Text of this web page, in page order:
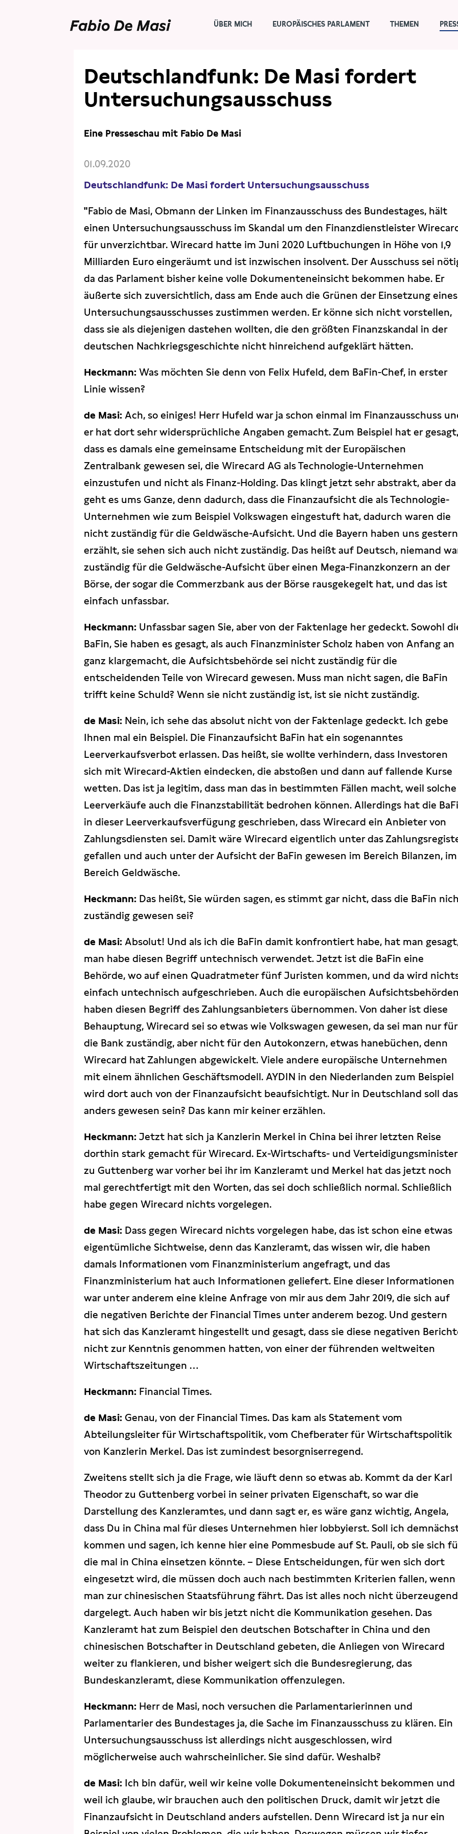
ÜBER MICH EUROPÄISCHES PARLAMENT THEMEN
Deutschlandfunk: De Masi fordert
Untersuchungsausschuss
Eine Presseschau mit Fabio De Masi
01.09.2020
Deutschlandfunk: De Masi fordert Untersuchungsausschuss
"Fabio de Masi, Obmann der Linken im Finanzausschuss des Bundestages, hält
einen Untersuchungsausschuss im Skandal um den Finanzdienstleister
für unverzichtbar. Wirecard hatte im Juni 2020 Luftbuchungen in Höhe von 1,9
Milliarden Euro eingeräumt und ist inzwischen insolvent. Der Ausschuss sei
da das Parlament bisher keine volle Dokumenteneinsicht bekommen habe. Er
äußerte sich zuversichtlich, dass am Ende auch die Grünen der Einsetzung eines
Untersuchungsausschusses zustimmen werden. Er könne sich nicht vorstellen,
dass sie als diejenigen dastehen wollten, die den größten Finanzskandal in der
deutschen Nachkriegsgeschichte nicht hinreichend aufgeklärt hätten.
Heckmann: Was möchten Sie denn von Felix Hufeld, dem BaFin-Chef, in erster
Linie wissen?
de Masi: Ach, so einiges! Herr Hufeld war ja schon einmal im Finanzausschuss
er hat dort sehr widersprüchliche Angaben gemacht. Zum Beispiel hat er
dass es damals eine gemeinsame Entscheidung mit der Europäischen
Zentralbank gewesen sei, die Wirecard AG als Technologie-Unternehmen
einzustufen und nicht als Finanz-Holding. Das klingt jetzt sehr abstrakt, aber da
geht es ums Ganze, denn dadurch, dass die Finanzaufsicht die als Technologie-
Unternehmen wie zum Beispiel Volkswagen eingestuft hat, dadurch waren die
nicht zuständig für die Geldwäsche-Aufsicht. Und die Bayern haben uns gestern
erzählt, sie sehen sich auch nicht zuständig. Das heißt auf Deutsch, niemand
zuständig für die Geldwäsche-Aufsicht über einen Mega-Finanzkonzern an der
Börse, der sogar die Commerzbank aus der Börse rausgekegelt hat, und das ist
einfach unfassbar.
Heckmann: Unfassbar sagen Sie, aber von der Faktenlage her gedeckt. Sowohl
BaFin, Sie haben es gesagt, als auch Finanzminister Scholz haben von Anfang an
ganz klargemacht, die Aufsichtsbehörde sei nicht zuständig für die
entscheidenden Teile von Wirecard gewesen. Muss man nicht sagen, die BaFin
trifft keine Schuld? Wenn sie nicht zuständig ist, ist sie nicht zuständig.
de Masi: Nein, ich sehe das absolut nicht von der Faktenlage gedeckt. Ich gebe
Ihnen mal ein Beispiel. Die Finanzaufsicht BaFin hat ein sogenanntes
Leerverkaufsverbot erlassen. Das heißt, sie wollte verhindern, dass Investoren
sich mit Wirecard-Aktien eindecken, die abstoßen und dann auf fallende Kurse
wetten. Das ist ja legitim, dass man das in bestimmten Fällen macht, weil solche
Leerverkäufe auch die Finanzstabilität bedrohen können. Allerdings hat die
in dieser Leerverkaufsverfügung geschrieben, dass Wirecard ein Anbieter von
Zahlungsdiensten sei. Damit wäre Wirecard eigentlich unter das
gefallen und auch unter der Aufsicht der BaFin gewesen im Bereich Bilanzen, im
Bereich Geldwäsche.
Heckmann: Das heißt, Sie würden sagen, es stimmt gar nicht, dass die BaFin
zuständig gewesen sei?
de Masi: Absolut! Und als ich die BaFin damit konfrontiert habe, hat man
man habe diesen Begriff untechnisch verwendet. Jetzt ist die BaFin eine
Behörde, wo auf einen Quadratmeter fünf Juristen kommen, und da wird
einfach untechnisch aufgeschrieben. Auch die europäischen
haben diesen Begriff des Zahlungsanbieters übernommen. Von daher ist diese
Behauptung, Wirecard sei so etwas wie Volkswagen gewesen, da sei man nur für
die Bank zuständig, aber nicht für den Autokonzern, etwas hanebüchen, denn
Wirecard hat Zahlungen abgewickelt. Viele andere europäische Unternehmen
mit einem ähnlichen Geschäftsmodell. AYDIN in den Niederlanden zum Beispiel
wird dort auch von der Finanzaufsicht beaufsichtigt. Nur in Deutschland soll das
anders gewesen sein? Das kann mir keiner erzählen.
Heckmann: Jetzt hat sich ja Kanzlerin Merkel in China bei ihrer letzten Reise
dorthin stark gemacht für Wirecard. Ex-Wirtschafts- und Verteidigungsminister
zu Guttenberg war vorher bei ihr im Kanzleramt und Merkel hat das jetzt noch
mal gerechtfertigt mit den Worten, das sei doch schließlich normal. Schließlich
habe gegen Wirecard nichts vorgelegen.
de Masi: Dass gegen Wirecard nichts vorgelegen habe, das ist schon eine etwas
eigentümliche Sichtweise, denn das Kanzleramt, das wissen wir, die haben
damals Informationen vom Finanzministerium angefragt, und das
Finanzministerium hat auch Informationen geliefert. Eine dieser Informationen
war unter anderem eine kleine Anfrage von mir aus dem Jahr 2019, die sich auf
die negativen Berichte der Financial Times unter anderem bezog. Und gestern
hat sich das Kanzleramt hingestellt und gesagt, dass sie diese negativen
nicht zur Kenntnis genommen hatten, von einer der führenden weltweiten
Wirtschaftszeitungen …
Heckmann: Financial Times.
de Masi: Genau, von der Financial Times. Das kam als Statement vom
Abteilungsleiter für Wirtschaftspolitik, vom Chefberater für Wirtschaftspolitik
von Kanzlerin Merkel. Das ist zumindest besorgniserregend.
Zweitens stellt sich ja die Frage, wie läuft denn so etwas ab. Kommt da der Karl
Theodor zu Guttenberg vorbei in seiner privaten Eigenschaft, so war die
Darstellung des Kanzleramtes, und dann sagt er, es wäre ganz wichtig, Angela,
dass Du in China mal für dieses Unternehmen hier lobbyierst. Soll ich
kommen und sagen, ich kenne hier eine Pommesbude auf St. Pauli, ob sie sich
die mal in China einsetzen könnte. – Diese Entscheidungen, für wen sich dort
eingesetzt wird, die müssen doch auch nach bestimmten Kriterien fallen, wenn
man zur chinesischen Staatsführung fährt. Das ist alles noch nicht überzeugend
dargelegt. Auch haben wir bis jetzt nicht die Kommunikation gesehen. Das
Kanzleramt hat zum Beispiel den deutschen Botschafter in China und den
chinesischen Botschafter in Deutschland gebeten, die Anliegen von Wirecard
weiter zu flankieren, und bisher weigert sich die Bundesregierung, das
Bundeskanzleramt, diese Kommunikation offenzulegen.
Heckmann: Herr de Masi, noch versuchen die Parlamentarierinnen und
Parlamentarier des Bundestages ja, die Sache im Finanzausschuss zu klären. Ein
Untersuchungsausschuss ist allerdings nicht ausgeschlossen, wird
möglicherweise auch wahrscheinlicher. Sie sind dafür. Weshalb?
de Masi: Ich bin dafür, weil wir keine volle Dokumenteneinsicht bekommen und
weil ich glaube, wir brauchen auch den politischen Druck, damit wir jetzt die
Finanzaufsicht in Deutschland anders aufstellen. Denn Wirecard ist ja nur ein